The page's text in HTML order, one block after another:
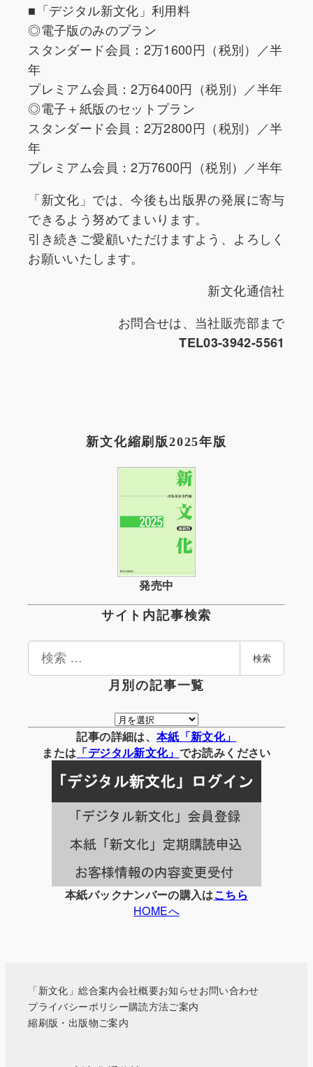
■「デジタル新文化」利用料
◎電子版のみのプラン
スタンダード会員：2万1600円（税別）／半
年
プレミアム会員：2万6400円（税別）／半年
◎電子＋紙版のセットプラン
スタンダード会員：2万2800円（税別）／半
年
プレミアム会員：2万7600円（税別）／半年
「新文化」では、今後も出版界の発展に寄与
できるよう努めてまいります。
引き続きご愛顧いただけますよう、よろしく
お願いいたします。
新文化通信社
お問合せは、当社販売部まで
TEL03-3942-5561
新文化縮刷版2025年版
発売中
サイト内記事検索
検
検索
月別の記事一覧
月
別
の
事
覧
記事の詳細は、 本紙「新文化」
または 「デジタル新文化」 でお読みください
本紙バックナンバーの購入はこちら
HOMEへ
「新文化」総合案内会社概要お知らせお問い合わせ
プライバシーポリシー購読方法ご案内
縮刷版・出版物ご案内